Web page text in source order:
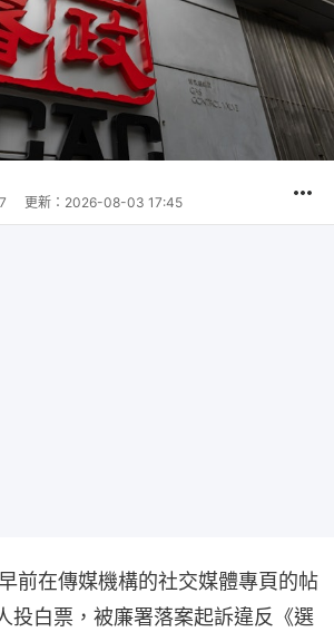
更新： 2026-08-03 17:45
前在傳媒機構的社交媒體專頁的帖
投白票，被廉署落案起訴違反《選